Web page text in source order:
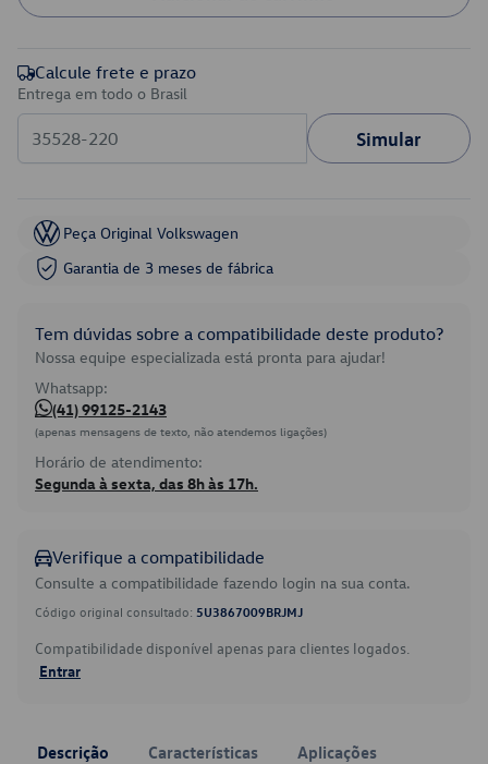
Calcule frete e prazo
Entrega em todo o Brasil
Simular
Peça Original Volkswagen
Garantia de 3 meses de fábrica
Tem dúvidas sobre a compatibilidade deste produto?
Nossa equipe especializada está pronta para ajudar!
Whatsapp:
(41) 99125-2143
(apenas mensagens de texto, não atendemos ligações)
Horário de atendimento:
Segunda à sexta, das 8h às 17h.
Verifique a compatibilidade
Consulte a compatibilidade fazendo login na sua conta.
Código original consultado: 5U3867009BRJMJ
Compatibilidade disponível apenas para clientes logados.
Entrar
Descrição Características Aplicações